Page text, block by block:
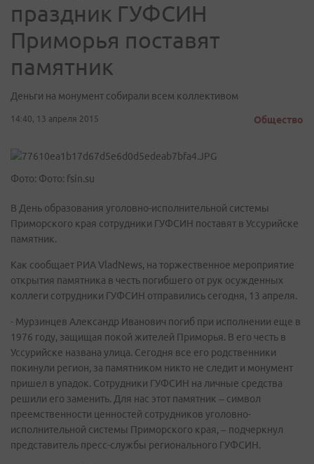
праздник ГУФСИН
Приморья поставят
памятник
Деньги на монумент собирали всем коллективом
14:40, 13 апреля 2015 Общество
Фото: Фото: fsin.su
В День образования уголовно-исполнительной системы
Приморского края сотрудники ГУФСИН поставят в Уссурийске
памятник.
Как сообщает РИА VladNews, на торжественное мероприятие
открытия памятника в честь погибшего от рук осужденных
коллеги сотрудники ГУФСИН отправились сегодня, 13 апреля.
- Мурзинцев Александр Иванович погиб при исполнении еще в
1976 году, защищая покой жителей Приморья. В его честь в
Уссурийске названа улица. Сегодня все его родственники
покинули регион, за памятником никто не следит и монумент
пришел в упадок. Сотрудники ГУФСИН на личные средства
решили его заменить. Для нас этот памятник – символ
преемственности ценностей сотрудников уголовно-
исполнительной системы Приморского края, – подчеркнул
представитель пресс-службы регионального ГУФСИН.